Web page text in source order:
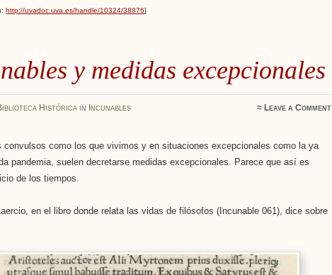
http://uvadoc.uva.es/handle/10324/38876]
y medidas excepcionales
Históricain Incunables ≈ Leave a Comment
convulsos como los que vivimos y en situaciones excepcionales como la ya
pandemia, suelen decretarse medidas excepcionales. Parece que así es
de los tiempos.
en el libro donde relata las vidas de filósofos (Incunable 061), dice sobre